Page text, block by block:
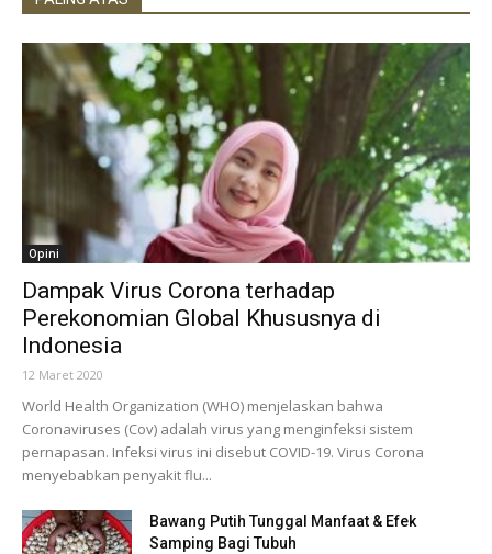
Opini
Dampak Virus Corona terhadap
Perekonomian Global Khususnya di
Indonesia
12 Maret 2020
World Health Organization (WHO) menjelaskan bahwa
Coronaviruses (Cov) adalah virus yang menginfeksi sistem
pernapasan. Infeksi virus ini disebut COVID-19. Virus Corona
menyebabkan penyakit flu...
Bawang Putih Tunggal Manfaat & Efek
Samping Bagi Tubuh